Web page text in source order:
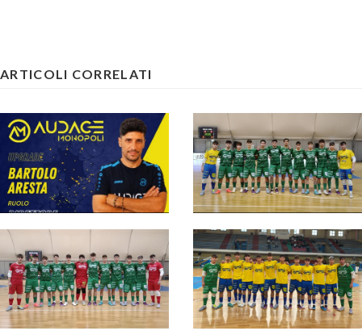
ARTICOLI CORRELATI